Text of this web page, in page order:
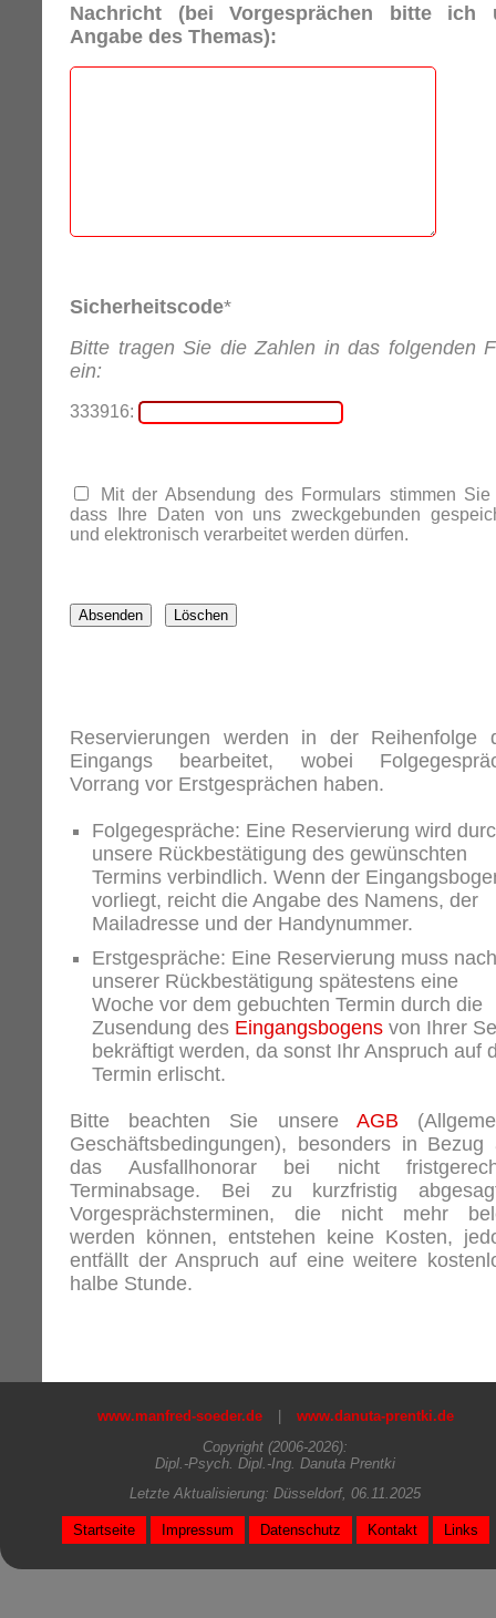
Nachricht (bei Vorgesprächen bitte ich
Angabe des Themas):
Sicherheitscode*
Bitte tragen Sie die Zahlen in das folgenden
ein:
333916:
Mit der Absendung des Formulars stimmen Sie
dass Ihre Daten von uns zweckgebunden
und elektronisch verarbeitet werden dürfen.
Reservierungen werden in der Reihenfolge
Eingangs bearbeitet, wobei
Vorrang vor Erstgesprächen haben.
Folgegespräche: Eine Reservierung wird
unsere Rückbestätigung des gewünschten
Termins verbindlich. Wenn der
vorliegt, reicht die Angabe des Namens, der
Mailadresse und der Handynummer.
Erstgespräche: Eine Reservierung muss nach
unserer Rückbestätigung spätestens eine
Woche vor dem gebuchten Termin durch die
Zusendung des Eingangsbogens von Ihrer
bekräftigt werden, da sonst Ihr Anspruch auf
Termin erlischt.
Bitte beachten Sie unsere AGB
Geschäftsbedingungen), besonders in Bezug
das Ausfallhonorar bei nicht
Terminabsage. Bei zu kurzfristig
Vorgesprächsterminen, die nicht mehr
werden können, entstehen keine Kosten,
entfällt der Anspruch auf eine weitere
halbe Stunde.
www.manfred-soeder.de
www.danuta-prentki.de
Copyright (2006-2026):
Dipl.-Psych. Dipl.-Ing. Danuta Prentki
Letzte Aktualisierung: Düsseldorf, 06.11.2025
Startseite Impressum Datenschutz Kontakt Links